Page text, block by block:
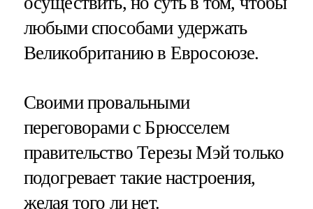
любыми способами удержать
Великобританию в Евросоюзе.
Своими провальными
переговорами с Брюсселем
правительство Терезы Мэй только
подогревает такие настроения,
желая того ли нет.